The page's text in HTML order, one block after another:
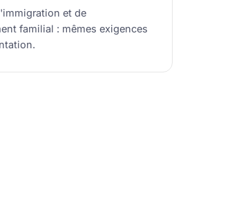
et de
familial : mêmes exigences